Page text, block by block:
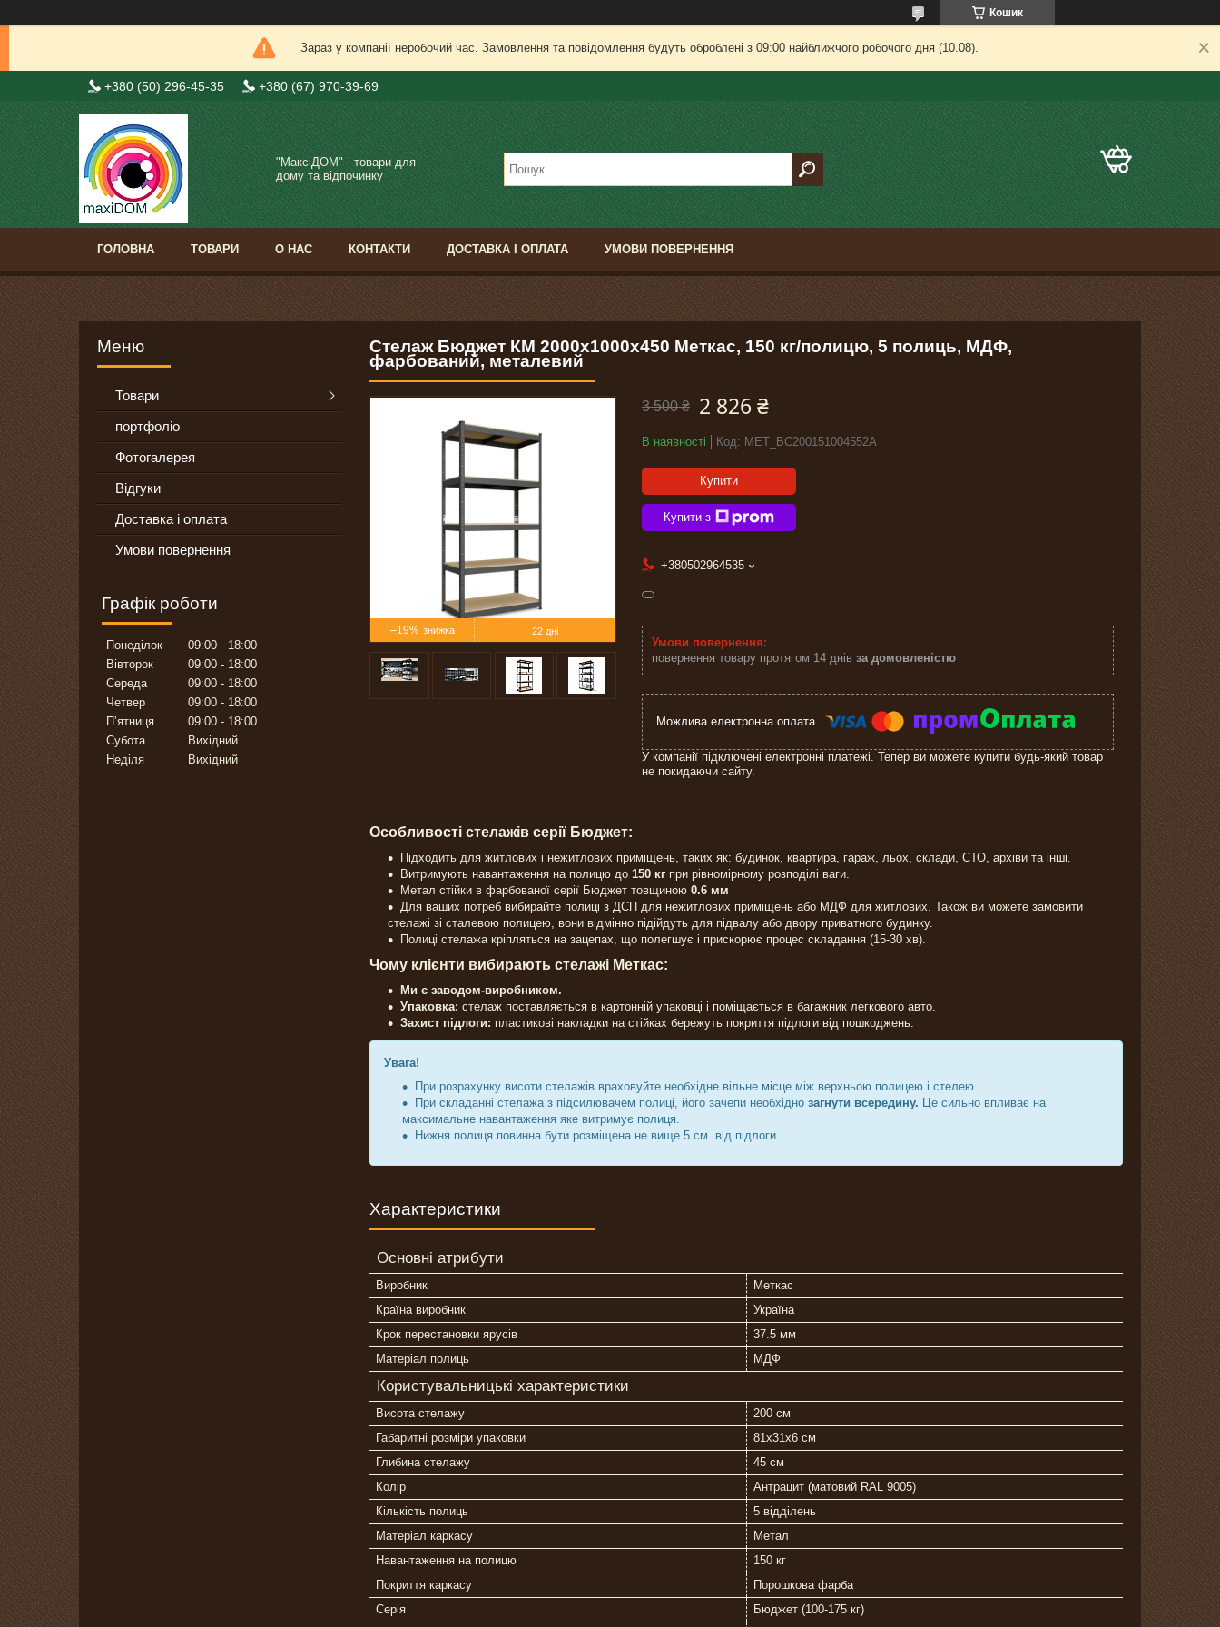
Кошик
Зараз у компанії неробочий час. Замовлення та повідомлення будуть оброблені з 09:00 найближчого робочого дня (10.08).
+380 (50) 296-45-35 +380 (67) 970-39-69
"МаксіДОМ" - товари для
дому та відпочинку
ГОЛОВНА ТОВАРИ О НАС КОНТАКТИ ДОСТАВКА І ОПЛАТА УМОВИ ПОВЕРНЕННЯ
Стелаж Бюджет КМ 2000х1000х450 Меткас, 150 кг/полицю, 5 полиць, МДФ,
фарбований, металевий
–19% 22 дні
3 500 ₴ 2 826 ₴
В наявності Код: MET_BC200151004552A
Купити
Купити з
+380502964535
повернення товару протягом 14 днів за домовленістю
У компанії підключені електронні платежі. Тепер ви можете купити будь-який товар
не покидаючи сайту.
Особливості стелажів серії Бюджет:
Підходить для житлових і нежитлових приміщень, таких як: будинок, квартира, гараж, льох, склади, СТО, архіви та інші.
Витримують навантаження на полицю до 150 кг при рівномірному розподілі ваги.
Метал стійки в фарбованої серії Бюджет товщиною 0.6 мм
Для ваших потреб вибирайте полиці з ДСП для нежитлових приміщень або МДФ для житлових. Також ви можете замовити
стелажі зі сталевою полицею, вони відмінно підійдуть для підвалу або двору приватного будинку.
Полиці стелажа кріпляться на зацепах, що полегшує і прискорює процес складання (15-30 хв).
Чому клієнти вибирають стелажі Меткас:
Ми є заводом-виробником.
Упаковка: стелаж поставляється в картонній упаковці і поміщається в багажник легкового авто.
Захист підлоги: пластикові накладки на стійках бережуть покриття підлоги від пошкоджень.
Увага!
При розрахунку висоти стелажів враховуйте необхідне вільне місце між верхньою полицею і стелею.
При складанні стелажа з підсилювачем полиці, його зачепи необхідно загнути всередину. Це сильно впливає на
максимальне навантаження яке витримує полиця.
Нижня полиця повинна бути розміщена не вище 5 см. від підлоги.
Характеристики
Основні атрибути
Виробник
Меткас
Країна виробник
Україна
Крок перестановки ярусів
37.5 мм
Матеріал полиць
МДФ
Користувальницькі характеристики
Висота стелажу
200 см
Габаритні розміри упаковки
81х31х6 см
Глибина стелажу
45 см
Колір
Антрацит (матовий RAL 9005)
Кількість полиць
5 відділень
Матеріал каркасу
Метал
Навантаження на полицю
150 кг
Покриття каркасу
Порошкова фарба
Серія
Бюджет (100-175 кг)
Товари
портфоліо
Фотогалерея
Відгуки
Доставка і оплата
Умови повернення
Графік роботи
Понеділок 09:00
18:00
Вівторок
09:00
18:00
Середа
09:00
18:00
Четвер
09:00
18:00
Пʼятниця
09:00
18:00
Субота
Вихідний
Неділя
Вихідний